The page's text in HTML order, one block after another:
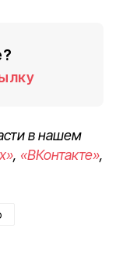
в нашем
, «ВКонтакте»,